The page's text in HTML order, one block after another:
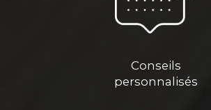
Conseils
personnalisés